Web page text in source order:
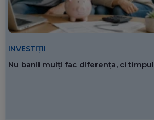
INVESTIȚII
Nu banii mulți fac diferența, ci timpul